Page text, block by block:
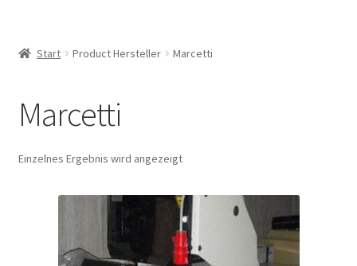
Mein Konto
Start Product Hersteller Marcetti
Marcetti
Einzelnes Ergebnis wird angezeigt